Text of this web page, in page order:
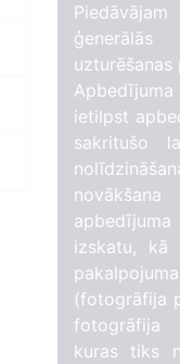
ietilpst
sakritušo
izskatu, kā
(fotogrāfija
fotogrāfija
kuras tiks